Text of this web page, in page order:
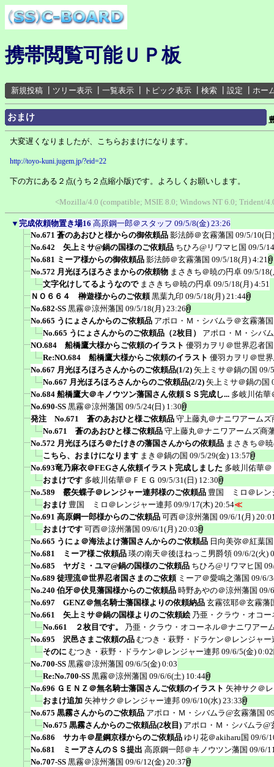
携帯閲覧可能ＵＰ板
新規投稿 ツリー表示 一覧表示 トピック表示 検索 設定 ホー
おまけ
大変遅くなりましたが、こちらおまけになります。
http://toyo-kuni.jugem.jp/?eid=22
下の方にある２点(うち２点縮小版)です。よろしくお願いします。
<Mozilla/4.0 (compatible; MSIE 8.0; Windows NT 6.0; Trident/
▼ 完成依頼物置き場16 高原鋼一郎＠スタッフ 09/5/8(金) 23:26
No.671 蒼のあおひと様からの御依頼品 影法師＠玄霧藩国 09/5/10(日
No.642 矢上ミサ@鍋の国様のご依頼品 ちひろ@リワマヒ国 09/5/
No.681 ミーア様からの御依頼品 影法師＠玄霧藩国 09/5/18(月) 4:21
No.572 月光ほろほろさまからの依頼物 まさきち＠暁の円卓 09/5/18(
文字化けしてるようなので まさきち＠暁の円卓 09/5/18(月) 4:51
ＮＯ６６４ 榊遊様からのご依頼 黒葉九印 09/5/18(月) 21:44
No.682-SS 黒霧＠涼州藩国 09/5/18(月) 23:26
No.665 うにょさんからのご依頼品 アポロ・Ｍ・シバムラ＠玄霧藩国
No.665 うにょさんからのご依頼品（2枚目）
アポロ・Ｍ・シバ
NO.684 船橋鷹大様からご依頼のイラスト 優羽カヲリ＠世界忍者国
Re:NO.684 船橋鷹大様からご依頼のイラスト 優羽カヲリ＠世
No.667 月光ほろほろさんからのご依頼品(1/2) 矢上ミサ＠鍋の国 09/
No.667 月光ほろほろさんからのご依頼品(2/2) 矢上ミサ＠鍋の国
No.684 船橋鷹大＠キノウツン藩国さん依頼ＳＳ完成し... 多岐川佑華
No.690-SS 黒霧＠涼州藩国 09/5/24(日) 1:30
発注 No.671 蒼のあおひと様ご依頼品 守上藤丸＠ナニワアームズ
No.671 蒼のあおひと様ご依頼品 守上藤丸＠ナニワアームズ商
No.572 月光ほろほろ＠たけきの藩国さんからの依頼品 まさきち＠
こちら、おまけになります まき＠鍋の国 09/5/29(金) 13:57
No.693竜乃麻衣＠FEGさん依頼イラスト完成しました 多岐川佑華
おまけです 多岐川佑華＠ＦＥＧ 09/5/31(日) 12:30
No.589 霰矢蝶子＠レンジャー連邦様のご依頼品 豊国 ミロ＠レン
おまけ 豊国 ミロ＠レンジャー連邦 09/9/17(木) 20:54≪
No.691 高原鋼一郎様からのご依頼品 可西＠涼州藩国 09/6/1(月)
おまけです 可西＠涼州藩国 09/6/1(月) 20:03
No.665 うにょ＠海法よけ藩国さんからのご依頼品 日向美弥＠紅葉国
No.681 ミーア様ご依頼品 瑛の南天＠後ほねっこ男爵領 09/6/2(火)
No.685 ヤガミ・ユマ@鍋の国様のご依頼品 ちひろ@リワマヒ国
No.689 徒理流＠世界忍者国さまのご依頼 ミーア＠愛鳴之藩国 09/6/
No.240 伯牙＠伏見藩国様からのご依頼品 時野あやの＠涼州藩国 09/
No.697 GENZ＠無名騎士藩国様よりの依頼納品 玄霧弦耶＠玄霧藩
No.661 矢上ミサ＠鍋の国様よりのご依頼絵 乃亜・クラウ・オコ
No.661 ２枚目です。
乃亜・クラウ・オコーネル＠ナニワアー
No.695 沢邑さまご依頼の品 むつき・萩野・ドラケン＠レンジャー
そのに むつき・萩野・ドラケン＠レンジャー連邦 09/6/5(金) 0:02
No.700-SS 黒霧＠涼州藩国 09/6/5(金) 0:03
Re:No.700-SS 黒霧＠涼州藩国 09/6/6(土) 10:44
No.696 ＧＥＮＺ＠無名騎士藩国さんご依頼のイラスト 矢神サク＠
おまけ追加 矢神サク＠レンジャー連邦 09/6/10(水) 23:33
No.675 黒霧さんからのご依頼品 アポロ・Ｍ・シバムラ@玄霧藩国
No.675 黒霧さんからのご依頼品(2枚目) アポロ・Ｍ・シバムラ@
No.686 サカキ＠星鋼京様からのご依頼品 ゆり花＠akiharu国 09/6/
No.681 ミーアさんのＳＳ提出 高原鋼一郎＠キノウツン藩国 09/6/
No.707-SS 黒霧＠涼州藩国 09/6/12(金) 20:37